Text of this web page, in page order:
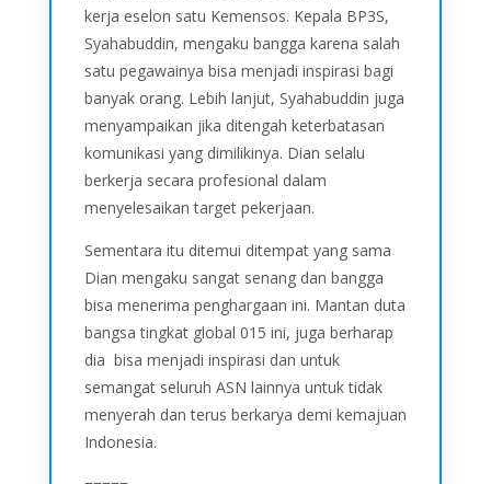
kerja eselon satu Kemensos. Kepala BP3S,
Syahabuddin, mengaku bangga karena salah
satu pegawainya bisa menjadi inspirasi bagi
banyak orang. Lebih lanjut, Syahabuddin juga
menyampaikan jika ditengah keterbatasan
komunikasi yang dimilikinya. Dian selalu
berkerja secara profesional dalam
menyelesaikan target pekerjaan.
Sementara itu ditemui ditempat yang sama
Dian mengaku sangat senang dan bangga
bisa menerima penghargaan ini. Mantan duta
bangsa tingkat global 015 ini, juga berharap
dia bisa menjadi inspirasi dan untuk
semangat seluruh ASN lainnya untuk tidak
menyerah dan terus berkarya demi kemajuan
Indonesia.